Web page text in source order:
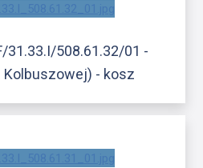
31.33.I/508.61.32/01 -
Kolbuszowej) - kosz